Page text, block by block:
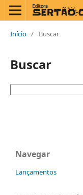
Início / Buscar
Buscar
Navegar
Lançamentos